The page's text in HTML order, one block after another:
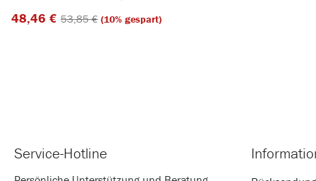
48,46 €​ 53,85 €​ (10% gespart)
Service-Hotline